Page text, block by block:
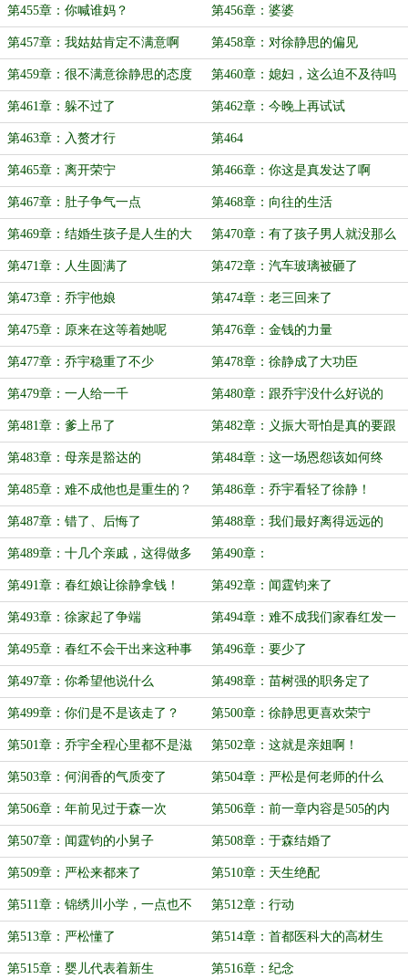
第455章：你喊谁妈？ 第456章：婆婆
第457章：我姑姑肯定不满意啊 第458章：对徐静思的偏见
第459章：很不满意徐静思的态度 第460章：媳妇，这么迫不及待吗
第461章：躲不过了 第462章：今晚上再试试
第463章：入赘才行 第464
第465章：离开荣宁 第466章：你这是真发达了啊
第467章：肚子争气一点 第468章：向往的生活
第469章：结婚生孩子是人生的大
事
第470章：有了孩子男人就没那么
重要了
第471章：人生圆满了 第472章：汽车玻璃被砸了
第473章：乔宇他娘 第474章：老三回来了
第475章：原来在这等着她呢 第476章：金钱的力量
第477章：乔宇稳重了不少 第478章：徐静成了大功臣
第479章：一人给一千 第480章：跟乔宇没什么好说的
第481章：爹上吊了 第482章：义振大哥怕是真的要跟
你离
第483章：母亲是豁达的 第484章：这一场恩怨该如何终
结？
第485章：难不成他也是重生的？ 第486章：乔宇看轻了徐静！
第487章：错了、后悔了 第488章：我们最好离得远远的
第489章：十几个亲戚，这得做多
少饭？
第490章：
第491章：春红娘让徐静拿钱！ 第492章：闻霆钧来了
第493章：徐家起了争端 第494章：难不成我们家春红发一
封假电报
第495章：春红不会干出来这种事
情
第496章：要少了
第497章：你希望他说什么 第498章：苗树强的职务定了
第499章：你们是不是该走了？ 第500章：徐静思更喜欢荣宁
第501章：乔宇全程心里都不是滋
味
第502章：这就是亲姐啊！
第503章：何润香的气质变了 第504章：严松是何老师的什么
人？
第506章：年前见过于森一次 第506章：前一章内容是505的内
容，标题改不了
第507章：闻霆钧的小舅子 第508章：于森结婚了
第509章：严松来都来了 第510章：天生绝配
第511章：锦绣川小学，一点也不
锦绣
第512章：行动
第513章：严松懂了 第514章：首都医科大的高材生
第515章：婴儿代表着新生 第516章：纪念